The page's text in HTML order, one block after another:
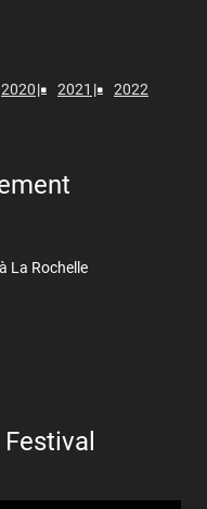
2020 2021 2022
à La Rochelle